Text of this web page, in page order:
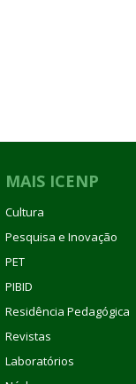
MAIS ICENP
Cultura
Pesquisa e Inovação
PET
PIBID
Residência Pedagógica
Revistas
Laboratórios